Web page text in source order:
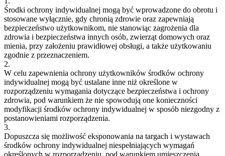
Środki ochrony indywidualnej mogą być wprowadzone do obrotu i
stosowane wyłącznie, gdy chronią zdrowie oraz zapewniają
bezpieczeństwo użytkownikom, nie stanowiąc zagrożenia dla
zdrowia i bezpieczeństwa innych osób, zwierząt domowych oraz
mienia, przy założeniu prawidłowej obsługi, a także użytkowaniu
zgodnie z przeznaczeniem.
2.
W celu zapewnienia ochrony użytkowników środków ochrony
indywidualnej mogą być ustalane inne niż określone w
rozporządzeniu wymagania dotyczące bezpieczeństwa i ochrony
zdrowia, pod warunkiem że nie spowodują one konieczności
modyfikacji środków ochrony indywidualnej w sposób niezgodny z
postanowieniami rozporządzenia.
3.
Dopuszcza się możliwość eksponowania na targach i wystawach
środków ochrony indywidualnej niespełniających wymagań
określonych w rozporządzeniu, pod warunkiem umieszczenia